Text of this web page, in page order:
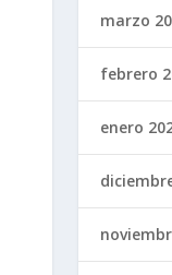
marzo
febrero
enero